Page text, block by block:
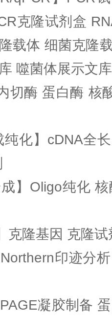
克隆试剂盒
载体 细菌克隆
噬菌体展示文库
切酶 蛋白酶 核
纯化】cDNA全
成】Oligo纯化
克隆基因 克隆
Northern印迹分
PAGE凝胶制备